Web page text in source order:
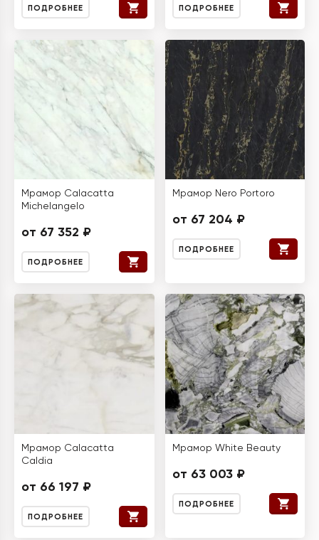
ПОДРОБНЕЕ ПОДРОБНЕЕ
Мрамор Calacatta
Michelangelo
от 67 352 ₽
ПОДРОБНЕЕ
Мрамор Nero Portoro
от 67 204 ₽
ПОДРОБНЕЕ
Мрамор Calacatta
Caldia
от 66 197 ₽
ПОДРОБНЕЕ
Мрамор White Beauty
от 63 003 ₽
ПОДРОБНЕЕ